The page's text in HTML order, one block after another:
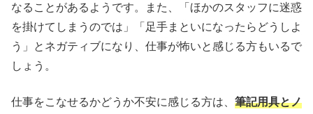
なることがあるようです。また、「ほかのスタッフに迷惑
を掛けてしまうのでは」「足手まといになったらどうしよ
う」とネガティブになり、仕事が怖いと感じる方もいるで
しょう。
仕事をこなせるかどうか不安に感じる方は、 筆記用具とノ